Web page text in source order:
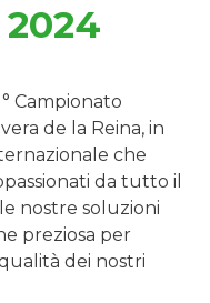
Campionato
de la Reina, in
che
da tutto il
nostre soluzioni
preziosa per
dei nostri